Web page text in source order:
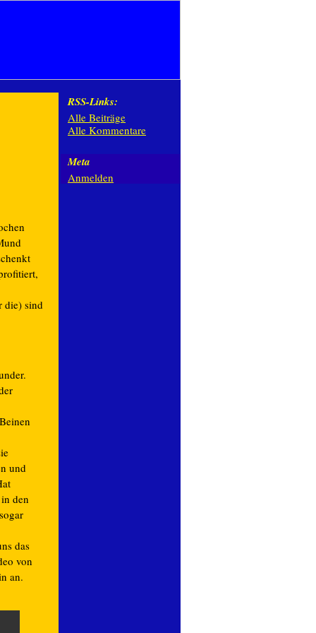
die) sind
und
den
das
von
an.
RSS-Links:
Alle Beiträge
Alle Kommentare
Meta
Anmelden